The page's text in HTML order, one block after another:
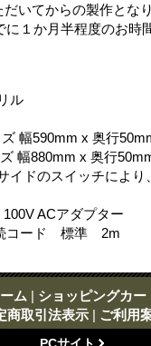
いてからの製作とな
１か月半程度のお時
ル
x 奥行50mm
x 奥行50mm x
ドのスイッチにより
ACアダプター
標準 2m
ム | ショッピングカー
商取引法表示 | ご利用
PCサイト